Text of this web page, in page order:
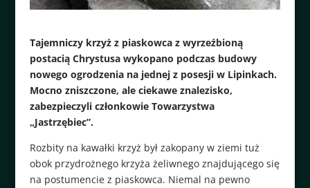
Tajemniczy krzyż z piaskowca z wyrzeźbioną
postacią Chrystusa wykopano podczas budowy
nowego ogrodzenia na jednej z posesji w Lipinkach.
Mocno zniszczone, ale ciekawe znalezisko,
zabezpieczyli członkowie Towarzystwa
„Jastrzębiec”.
Rozbity na kawałki krzyż był zakopany w ziemi tuż
obok przydrożnego krzyża żeliwnego znajdującego się
na postumencie z piaskowca. Niemal na pewno